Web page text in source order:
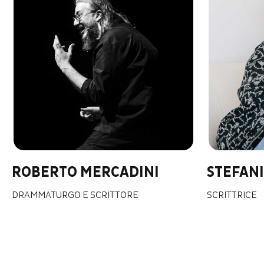
ROBERTO MERCADINI
DRAMMATURGO E SCRITTORE SCRITTRICE